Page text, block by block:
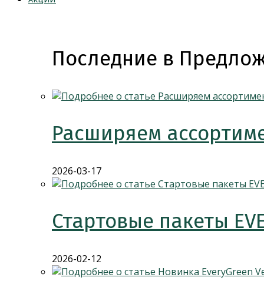
Последние в
Расширяем
2026-03-17
Стартовые пакеты
2026-02-12